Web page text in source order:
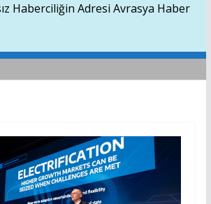
Haberciliğin Adresi Avrasya Haber